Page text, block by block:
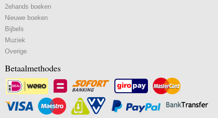
2ehands boeken
Nieuwe boeken
Bijbels
Muziek
Overige
Betaalmethodes